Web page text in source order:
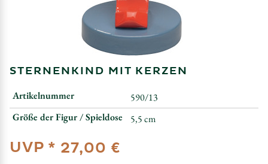
STERNENKIND MIT KERZEN
Artikelnummer
590/13
Größe der Figur / Spieldose
5,5 cm
UVP * 27,00 €